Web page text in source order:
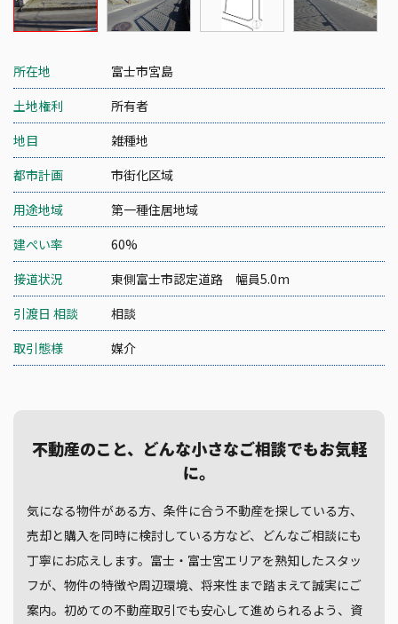
所在地
富士市宮島
土地権利
所有者
地目
雑種地
都市計画
市街化区域
用途地域
第一種住居地域
建ぺい率
60%
接道状況
東側富士市認定道路 幅員5.0m
引渡日 相談
相談
取引態様
媒介
不動産のこと、どんな小さなご相談でもお気軽
に。
気になる物件がある方、条件に合う不動産を探している方、
売却と購入を同時に検討している方など、どんなご相談にも
丁寧にお応えします。富士・富士宮エリアを熟知したスタッ
フが、物件の特徴や周辺環境、将来性まで踏まえて誠実にご
案内。初めての不動産取引でも安心して進められるよう、資